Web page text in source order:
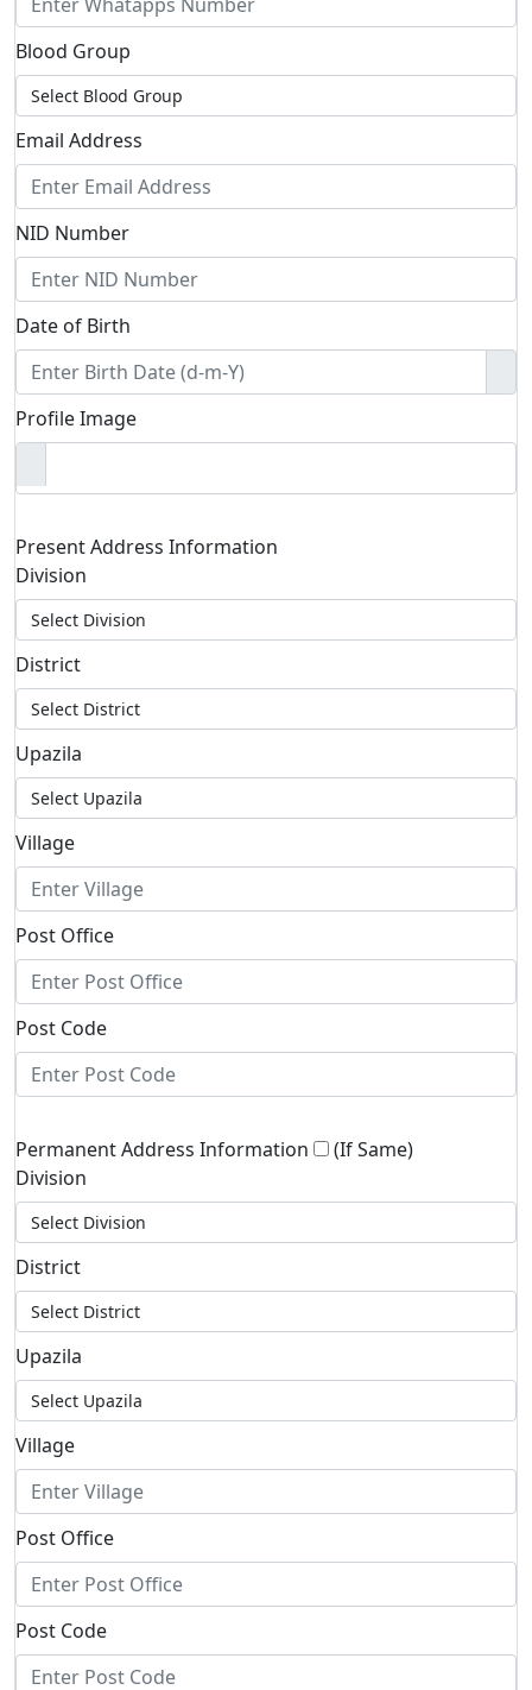
Blood Group
Email Address
NID Number
Date of Birth
Profile Image
Present Address Information
Division
District
Upazila
Village
Post Office
Post Code
Permanent Address Information
(If Same)
Division
District
Upazila
Village
Post Office
Post Code